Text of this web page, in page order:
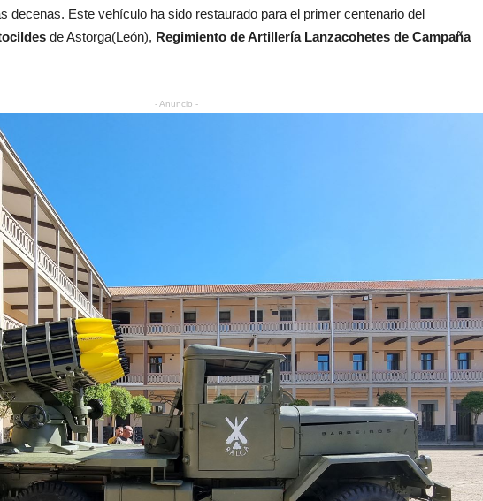
decenas. Este vehículo ha sido restaurado para el primer centenario del
de Astorga(León), Regimiento de Artillería Lanzacohetes de Campaña
- Anuncio -